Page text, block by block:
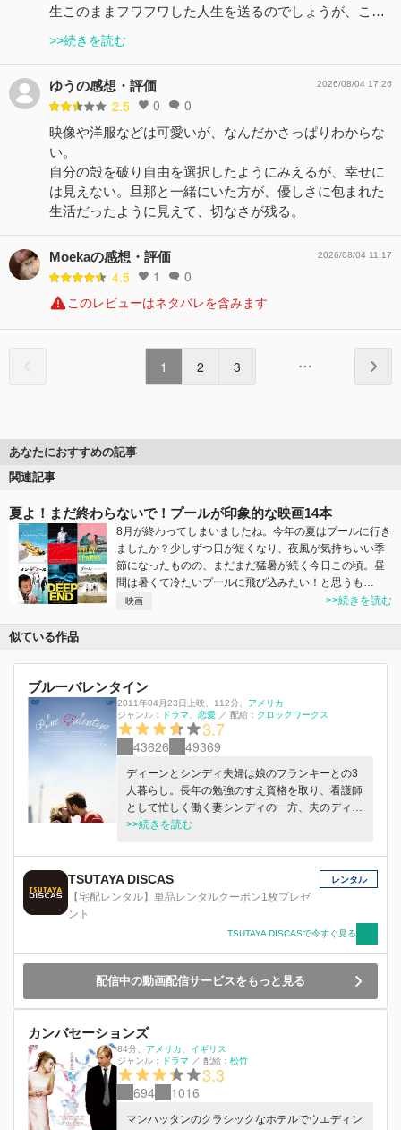
生このままフワフワした人生を送るのでしょうが、こ…
>>続きを読む
ゆうの感想・評価
2.5 0 0
2026/08/04 17:26
映像や洋服などは可愛いが、なんだかさっぱりわからな
い。
自分の殻を破り自由を選択したようにみえるが、幸せに
は見えない。旦那と一緒にいた方が、優しさに包まれた
生活だったように見えて、切なさが残る。
Moekaの感想・評価
4.5 1 0
2026/08/04 11:17
このレビューはネタバレを含みます
1 2 3
あなたにおすすめの記事
関連記事
夏よ！まだ終わらないで！プールが印象的な映画14本
8月が終わってしまいましたね。今年の夏はプールに行き
ましたか？少しずつ日が短くなり、夜風が気持ちいい季
節になったものの、まだまだ猛暑が続く今日この頃。昼
間は暑くて冷たいプールに飛び込みたい！と思うも…
映画 >>続きを読む
似ている作品
ブルーバレンタイン
2011年04月23日上映 112分
アメリカ
ジャンル：
ドラマ 恋愛 ／ 配給： クロックワークス
3.7
43626 49369
ディーンとシンディ夫婦は娘のフランキーとの3
人暮らし。長年の勉強のすえ資格を取り、看護師
として忙しく働く妻シンディの一方、夫のディー
ンの仕事は朝からビールを飲みながらのペンキ塗
た仕事に就いて欲しいとシンディは夫に対して思
っているが、最低限の仕事をして少しでも多くの
時間を家族と過ごすことが一番大事だというディ
シンディが医学生、ディーンは引越しのアルバイ
トで生計を立てていた頃。不釣り合いな二人だっ
さにシンディは惹かれていった。若く夢があり、
日々… そんなふたりの過去と現在が交錯しなが
ら、愛の終わりと誕生が重なり合う、切ない慟哭
のラストへと向かっていく。
>>続きを読む
TSUTAYA DISCAS
【宅配レンタル】単品レンタルクーポン1枚プレゼ
ント
レンタル
TSUTAYA DISCASで今すぐ見る
配信中の動画配信サービスをもっと見る
カンバセーションズ
84分 アメリカ
イギリス
ジャンル：
ドラマ ／ 配給： 松竹
3.3
694 1016
マンハッタンのクラシックなホテルでウエディン